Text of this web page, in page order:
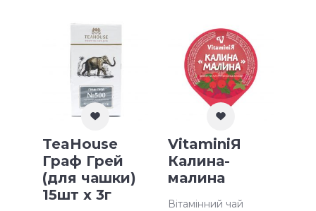
TeaHouse
Граф Грей
(для чашки)
15шт х 3г
VitaminiЯ
Калина-
малина
Вітамінний чай